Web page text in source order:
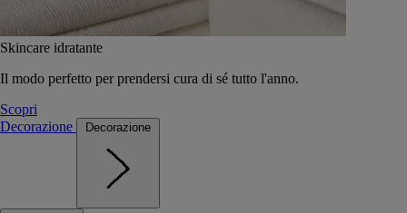
Skincare idratante
Il modo perfetto per prendersi cura di sé tutto l'anno.
Scopri
Decorazione
Decorazione